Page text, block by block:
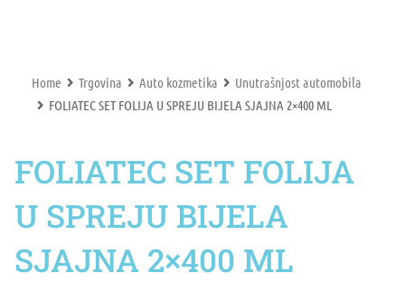
Home Trgovina Auto kozmetika
Unutrašnjost automobila
FOLIATEC SET FOLIJA U SPREJU BIJELA SJAJNA 2×400 ML
FOLIATEC SET FOLIJA
U SPREJU BIJELA
SJAJNA 2×400 ML